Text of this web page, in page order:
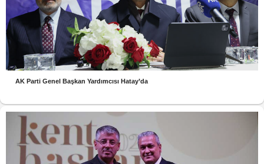
AK Parti Genel Başkan Yardımcısı Hatay’da